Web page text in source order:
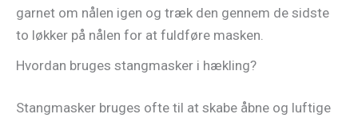
garnet om nålen igen og træk den gennem de sidste
to løkker på nålen for at fuldføre masken.
Hvordan bruges stangmasker i hækling?
Stangmasker bruges ofte til at skabe åbne og luftige